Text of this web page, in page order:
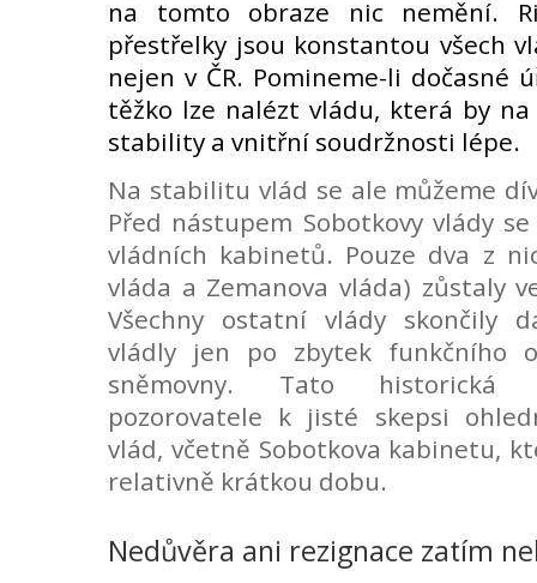
na tomto obraze nic nemění.
přestřelky jsou konstantou všech
nejen v ČR. Pomineme-li dočasné
těžko lze nalézt vládu, která by
stability a vnitřní soudržnosti lépe.
Na stabilitu vlád se ale můžeme
Před nástupem Sobotkovy vlády
vládních kabinetů. Pouze dva z
vláda a Zemanova vláda) zůstaly
Všechny ostatní vlády skončily
vládly jen po zbytek funkčního
sněmovny. Tato historická
pozorovatele k jisté skepsi
vlád, včetně Sobotkova kabinetu,
relativně krátkou dobu.
Nedůvěra ani rezignace zatím